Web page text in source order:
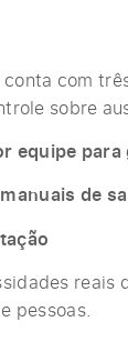
conta com
sobre
equipe
de
pessoas.